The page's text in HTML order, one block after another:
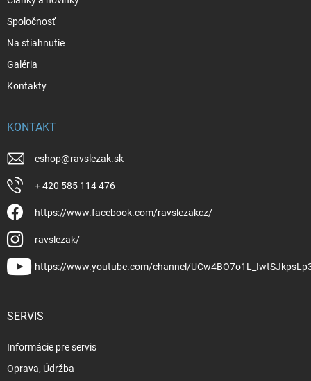
Spoločnosť
Na stiahnutie
Galéria
Kontakty
KONTAKT
eshop@ravslezak.sk
+ 420 585 114 476
https://www.facebook.com/ravslezakcz/
ravslezak/
https://www.youtube.com/channel/
SERVIS
Informácie pre servis
Oprava, Údržba